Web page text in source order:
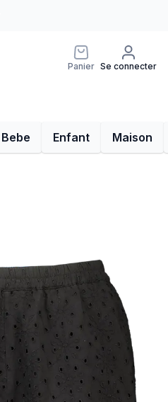
Panier Se connecter
Bebe Enfant Maison